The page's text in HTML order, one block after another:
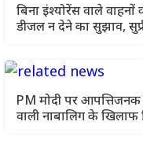
बिना इंश्योरेंस वाले वाहनों
डीजल न देने का सुझाव,
PM मोदी पर आपत्तिजनक
वाली नाबालिग के